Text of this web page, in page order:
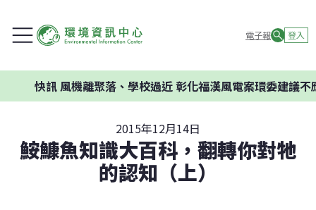
電子報 登入
離聚落、學校過近 彰化福漢風電案環委建議不應開發
2015年12月14日
鮟鱇魚知識大百科，翻轉你對牠
的認知（上）